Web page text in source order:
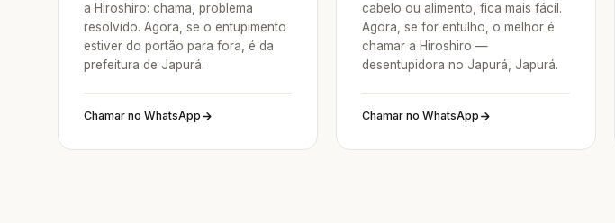
a Hiroshiro: chama, problema
resolvido. Agora, se o entupimento
estiver do portão para fora, é da
prefeitura de Japurá.
Chamar no WhatsApp
cabelo ou alimento, fica mais fácil.
Agora, se for entulho, o melhor é
chamar a Hiroshiro —
desentupidora no Japurá, Japurá.
Chamar no WhatsApp